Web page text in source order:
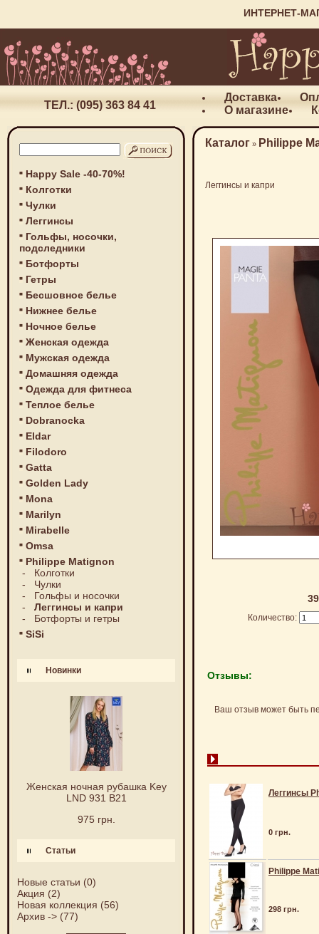
ИНТЕРНЕТ-
ТЕЛ.: (095) 363 84 41
Доставка
О магазине
Happy Sale -40-70%!
Колготки
Чулки
Леггинсы
Гольфы, носочки,
подследники
Ботфорты
Гетры
Бесшовное белье
Нижнее белье
Ночное белье
Женская одежда
Мужская одежда
Домашняя одежда
Одежда для фитнеса
Теплое белье
Dobranocka
Eldar
Filodoro
Gatta
Golden Lady
Mona
Marilyn
Mirabelle
Omsa
Philippe Matignon
- Колготки
- Чулки
- Гольфы и носочки
- Леггинсы и капри
- Ботфорты и гетры
SiSi
Новинки
Женская ночная рубашка Key
LND 931 B21
975 грн.
Статьи
Новые статьи (0)
Акция (2)
Новая коллекция (56)
Архив -> (77)
Каталог » Philippe
Леггинсы и капри
Количество:
Отзывы:
Ваш отзыв может быть
Леггинсы
0 грн.
Philippe
298 грн.